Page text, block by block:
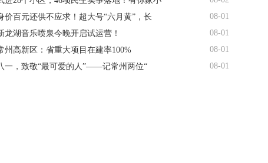
价百元还供不应求！超大号“六月黄”，长
08-01
龙湖音乐喷泉今晚开启试运营！
08-01
州高新区：省重大项目在建率100%
08-01
一，致敬“最可爱的人”——记常州两位“
08-01